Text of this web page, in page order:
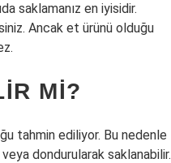
saklamanız en iyisidir.
Ancak et ürünü olduğu
MI?
tahmin ediliyor. Bu nedenle
dondurularak saklanabilir.